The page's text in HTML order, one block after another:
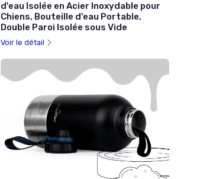
d'eau Isolée en Acier Inoxydable pour
Chiens, Bouteille d'eau Portable,
Double Paroi Isolée sous Vide
Voir le détail